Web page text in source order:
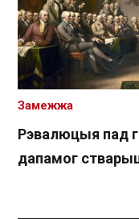
Рэвалюцыя пад
дапамог
Замежжа